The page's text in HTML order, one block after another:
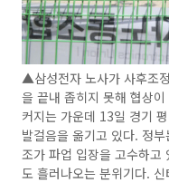
▲삼성전자 노사가 사후조
을 끝내 좁히지 못해 협상
커지는 가운데 13일 경기
발걸음을 옮기고 있다. 정
조가 파업 입장을 고수하고
도 흘러나오는 분위기다.